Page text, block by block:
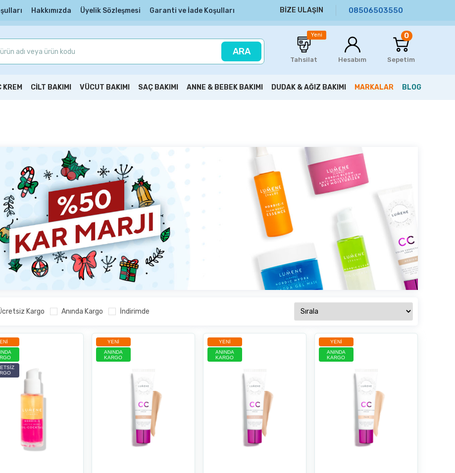
Hakkımızda Üyelik Sözleşmesi Garanti ve İade Koşulları BİZE ULAŞIN 08506503550
ARA
Yeni
Tahsilat Hesabım Sepetim
0
KREM CİLT BAKIMI VÜCUT BAKIMI SAÇ BAKIMI ANNE & BEBEK BAKIMI DUDAK & AĞIZ BAKIMI MARKALAR BLOG
Kargo Anında Kargo İndirimde
YENI
ANINDA
KARGO
YENI
ANINDA
KARGO
YENI
ANINDA
KARGO